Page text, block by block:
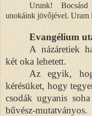
Urunk!
unokáink jövőjével. Uram
Evangélium
A názáretiek
két oka lehetett.
Az egyik,
kérésüket, hogy
csodák ugyanis
bűvész-mutatványos.